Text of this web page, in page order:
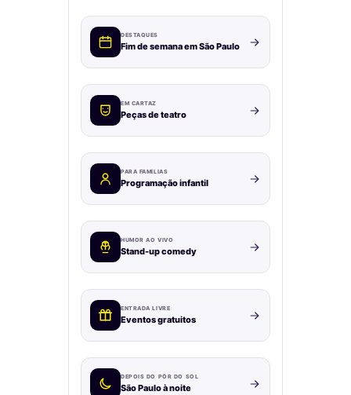
DESTAQUES
Fim de semana em São Paulo
EM CARTAZ
Peças de teatro
PARA FAMÍLIAS
Programação infantil
HUMOR AO VIVO
Stand-up comedy
ENTRADA LIVRE
Eventos gratuitos
DEPOIS DO PÔR DO SOL
São Paulo à noite